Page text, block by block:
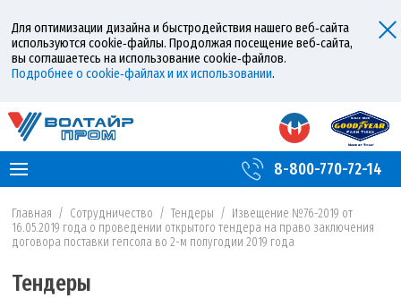
Для оптимизации дизайна и быстродействия нашего веб‑сайта
используются cookie‑файлы. Продолжая посещение веб‑сайта,
вы соглашаетесь на использование cookie‑файлов.
Подробнее о cookie‑файлах и их использовании.
8-800-770-72-14
Главная / Сотрудничество / Тендеры / Извещение №76-2019 от
16.05.2019 года о проведении открытого тендера на право заключения
договора поставки гепсола во 2-м полугодии 2019 года
Тендеры